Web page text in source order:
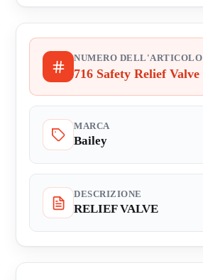
NUMERO DELL'ARTICOLO
716 Safety Relief Valve
MARCA
Bailey
DESCRIZIONE
RELIEF VALVE